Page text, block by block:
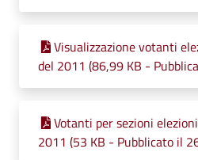
Visualizzazione votanti
del 2011 (86,99 KB -
Votanti per sezioni
2011 (53 KB - Pubblicato il